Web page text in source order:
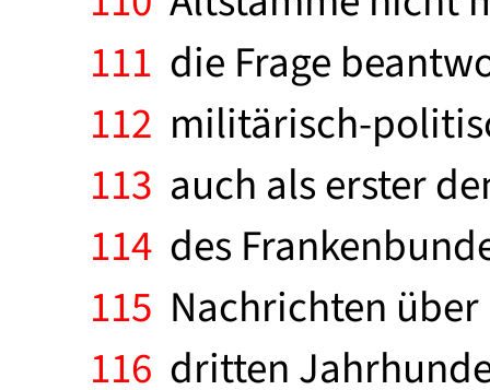
111 die Frage
112 militärisch-
113 auch als erster
114 des
115 Nachrichten
116 dritten